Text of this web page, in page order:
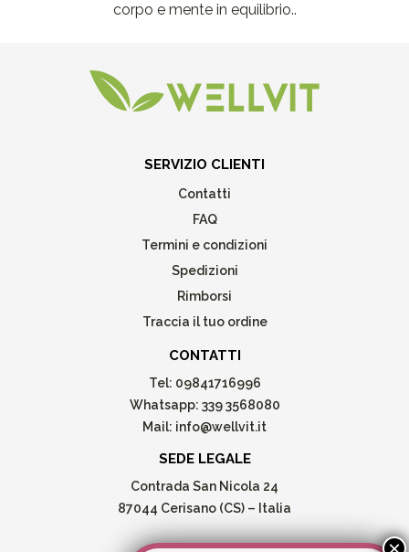
corpo e mente in equilibrio..
SERVIZIO CLIENTI
Contatti
FAQ
Termini e condizioni
Spedizioni
Rimborsi
Traccia il tuo ordine
CONTATTI
Tel: 09841716996
Whatsapp: 339 3568080
Mail: info@wellvit.it
SEDE LEGALE
Contrada San Nicola 24
87044 Cerisano (CS) – Italia